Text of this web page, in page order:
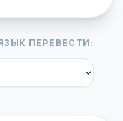
ПЕРЕВЕСТИ: